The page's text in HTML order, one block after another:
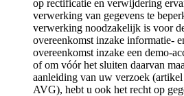
op rectificatie en verwijdering
verwerking van gegevens te
verwerking noodzakelijk is voor
overeenkomst inzake informatie-
overeenkomst inzake een demo-
of om vóór het sluiten daarvan
aanleiding van uw verzoek
AVG), hebt u ook het recht op